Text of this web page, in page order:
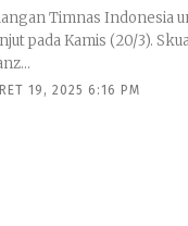
Timnas Indonesia
pada Kamis (20/3).
19, 2025 6:16 PM